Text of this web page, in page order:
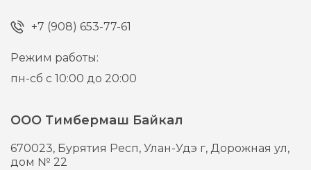
+7 (908) 653-77-61
Режим работы:
пн-сб с 10:00 до 20:00
ООО Тимбермаш Байкал
670023, Бурятия Респ, Улан-Удэ г,Дорожная ул,
дом № 22